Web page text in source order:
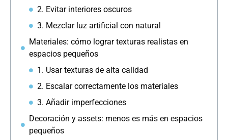
2. Evitar interiores oscuros
3. Mezclar luz artificial con natural
Materiales: cómo lograr texturas realistas en
espacios pequeños
1. Usar texturas de alta calidad
2. Escalar correctamente los materiales
3. Añadir imperfecciones
Decoración y assets: menos es más en espacios
pequeños